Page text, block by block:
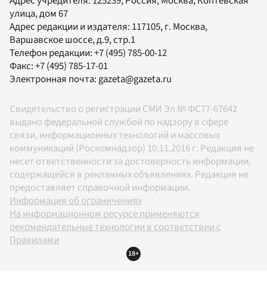
улица, дом 67
Адрес редакции и издателя: 117105, г. Москва,
Варшавское шоссе, д.9, стр.1
Телефон редакции:+7 (495) 785-00-12
Факс:+7 (495) 785-17-01
Электронная почта: gazeta@gazeta.ru
Свидетельство о регистрации СМИ Эл № ФС77-67642
выдано федеральной службой по надзору в сфере
связи, информационных технологий и массовых
коммуникаций (Роскомнадзор) 10.11.2016 г. Редакция не
несет ответственности за достоверность информации,
содержащейся в рекламных объявлениях. Редакция не
предоставляет справочной информации.
Информация об ограничениях
На информационном ресурсе применяются
рекомендательные технологии в соответствии с
Правилами
18+